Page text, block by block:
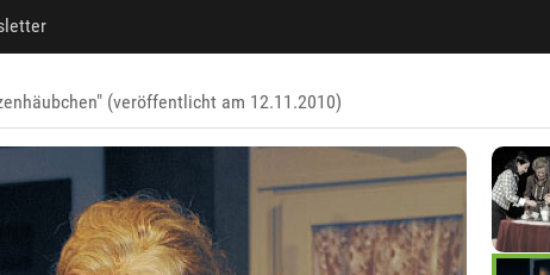
(veröffentlicht am 12.11.2010)